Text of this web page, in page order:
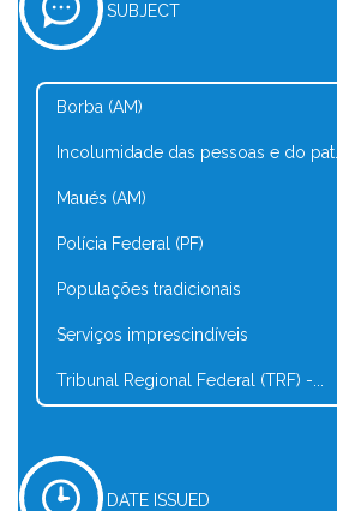
SUBJECT
Borba (AM)
Incolumidade das pessoas e do pat...
Maués (AM)
Polícia Federal (PF)
Populações tradicionais
Serviços imprescindíveis
Tribunal Regional Federal (TRF) -...
DATE ISSUED